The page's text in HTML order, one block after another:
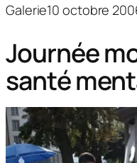
Galerie10 octobre
Journée
santé